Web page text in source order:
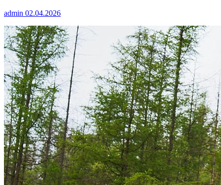
admin 02.04.2026